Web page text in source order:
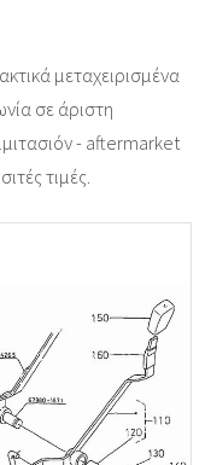
μεταχειρισμένα
σε άριστη
- aftermarket
τιμές.